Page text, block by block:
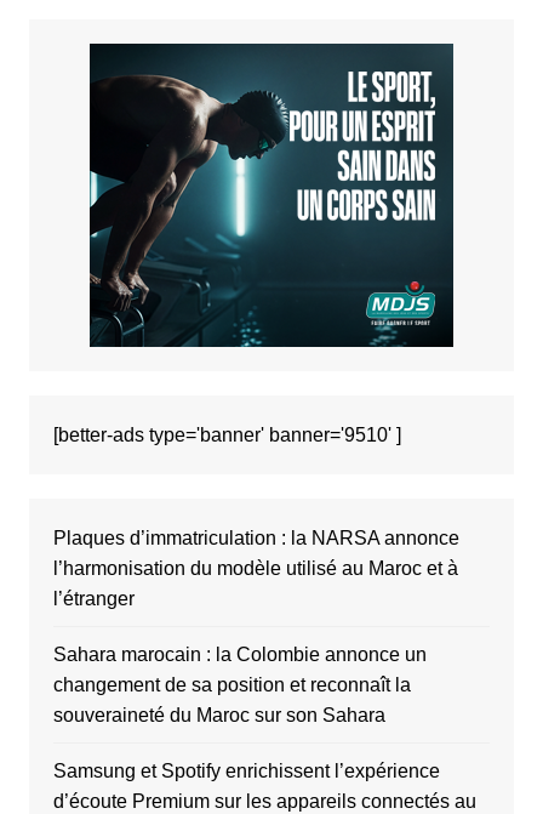
[better-ads type='banner' banner='9510' ]
Plaques d’immatriculation : la NARSA annonce
l’harmonisation du modèle utilisé au Maroc et à
l’étranger
Sahara marocain : la Colombie annonce un
changement de sa position et reconnaît la
souveraineté du Maroc sur son Sahara
Samsung et Spotify enrichissent l’expérience
d’écoute Premium sur les appareils connectés au